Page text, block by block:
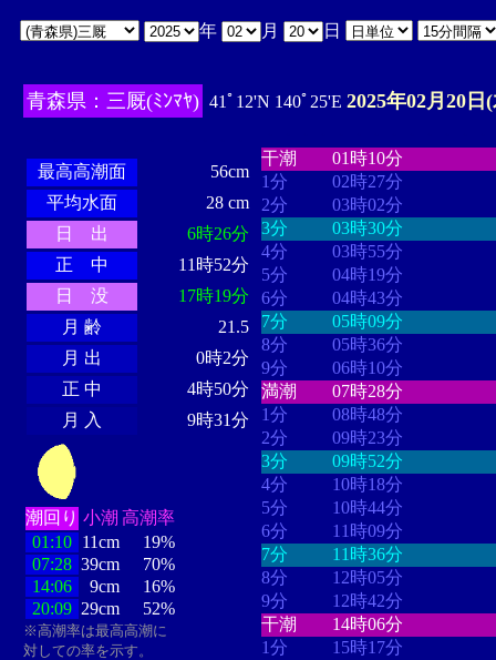
年 月 日
青森県：三厩(ﾐﾝﾏﾔ) 41ﾟ12'N 140ﾟ25'E 2025年02月20日
最高高潮面
56cm
平均水面
28 cm
日 出
6時26分
正 中
11時52分
日 没
17時19分
月 齢
21.5
月 出
0時2分
正 中
4時50分
月 入
9時31分
潮回り 小潮 高潮率
01:10 11cm
19%
07:28 39cm
70%
14:06
9cm
16%
20:09 29cm 52%
※高潮率は最高高潮に
対しての率を示す。
干潮
01時10分
1分
02時27分
2分
03時02分
3分
03時30分
4分
03時55分
5分
04時19分
6分
04時43分
7分
05時09分
8分
05時36分
9分
06時10分
満潮
07時28分
1分
08時48分
2分
09時23分
3分
09時52分
4分
10時18分
5分
10時44分
6分
11時09分
7分
11時36分
8分
12時05分
9分
12時42分
干潮
14時06分
1分
15時17分